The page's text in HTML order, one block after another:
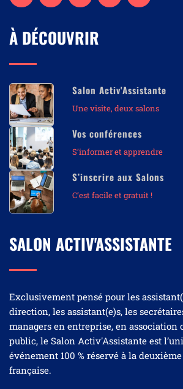
À DÉCOUVRIR
Salon Activ'Assistante
Une visite, deux salons
Vos conférences
S’informer et apprendre
S’inscrire aux Salons
C’est facile et gratuit !
SALON ACTIV'ASSISTANTE
Exclusivement pensé pour les
direction, les assistant(e)s, les
managers en entreprise, en association
public, le Salon Activ'Assistante est
événement 100 % réservé à la
française.